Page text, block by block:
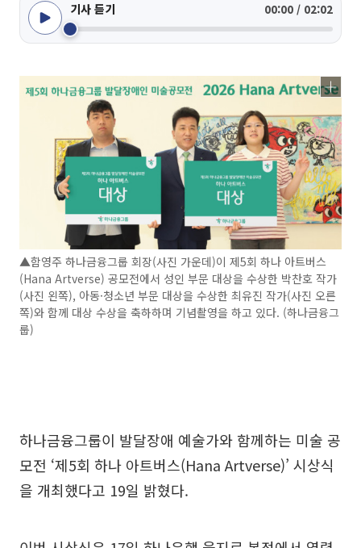
기사 듣기 00:00 / 02:02
▲함영주 하나금융그룹 회장(사진 가운데)이 제5회 하나 아트버스
(Hana Artverse) 공모전에서 성인 부문 대상을 수상한 박찬호 작가
(사진 왼쪽), 아동·청소년 부문 대상을 수상한 최유진 작가(사진 오른
쪽)와 함께 대상 수상을 축하하며 기념촬영을 하고 있다. (하나금융그
룹)
하나금융그룹이 발달장애 예술가와 함께하는 미술 공
모전 ‘제5회 하나 아트버스(Hana Artverse)’ 시상식
을 개최했다고 19일 밝혔다.